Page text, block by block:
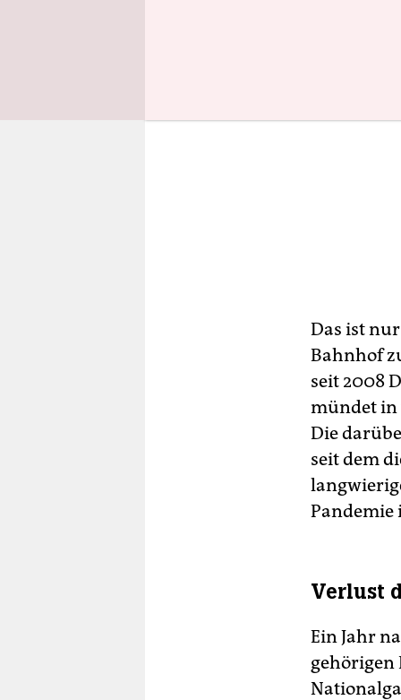
Das ist
Bahnhof
seit 2008
mündet in
Die
seit dem
Pandemie
Verlust
Ein Jahr
gehörigen